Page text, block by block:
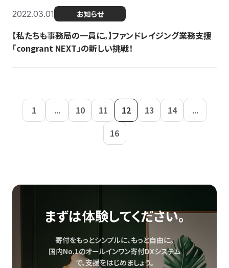
2022.03.01 お知らせ
【私たちも事務局の一員に。】ファンドレイジング業務支援
「congrant NEXT」の新しい挑戦！
1 ... 10 11 12 13 14
...
16
まずは体験してください。
寄付をもっとシンプルに、もっと自由に。
国内No.1のオールインワン寄付DXシステム
で、支援をはじめましょう。